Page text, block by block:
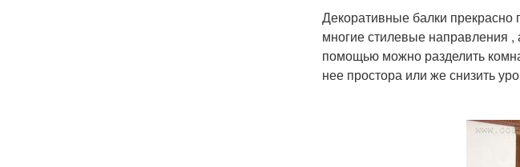
Декоративные балки
многие стилевые направления
помощью можно разделить
нее простора или же снизить